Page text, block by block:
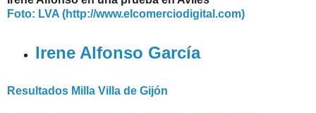
Foto: LVA (http://www.elcomerciodigital.com)
Irene Alfonso García
Resultados Milla Villa de Gijón